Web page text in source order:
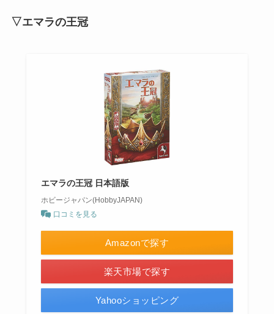
▽エマラの王冠
エマラの王冠 日本語版
ホビージャパン(HobbyJAPAN)
口コミを見る
Amazonで探す
楽天市場で探す
Yahooショッピング